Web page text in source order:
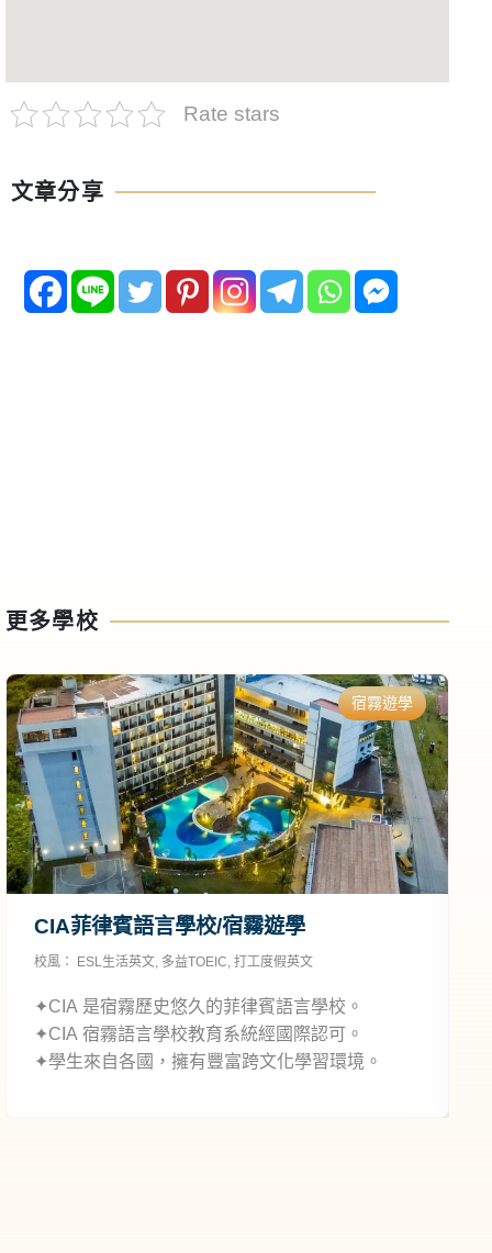
Rate stars
文章分享
更多學校
宿霧遊學
CIA菲律賓語言學校/宿霧遊學
校風： ESL生活英文, 多益TOEIC, 打工度假英文
✦CIA 是宿霧歷史悠久的菲律賓語言學校。
✦CIA 宿霧語言學校教育系統經國際認可。
✦學生來自各國，擁有豐富跨文化學習環境。